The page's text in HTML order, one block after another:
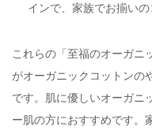
インで、家族でお揃いの
これらの「至福のオーガニ
がオーガニックコットンの
です。肌に優しいオーガニ
ー肌の方におすすめです。